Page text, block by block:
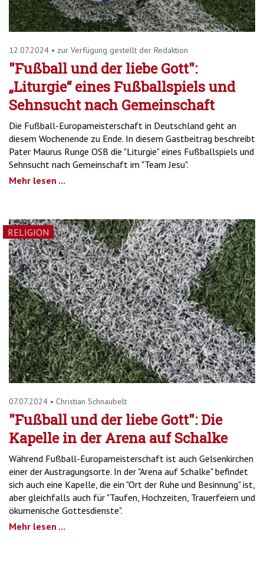
12.07.2024 • zur Verfügung gestellt der Redaktion
"Fußball und der liebe Gott":
„Liturgie“ eines Fußballspiels und
Sehnsucht nach Gemeinschaft
Die Fußball-Europameisterschaft in Deutschland geht an
diesem Wochenende zu Ende. In diesem Gastbeitrag beschreibt
Pater Maurus Runge OSB die "Liturgie" eines Fußballspiels und
Sehnsucht nach Gemeinschaft im "Team Jesu".
Mehr lesen ...
RELIGION
07.07.2024 • Christian Schnaubelt
"Fußball und der liebe Gott": Die
Kapelle in der Arena auf Schalke
Während Fußball-Europameisterschaft ist auch Gelsenkirchen
einer der Austragungsorte. In der "Arena auf Schalke" befindet
sich auch eine Kapelle, die ein "Ort der Ruhe und Besinnung" ist,
aber gleichfalls auch für "Taufen, Hochzeiten, Trauerfeiern und
ökumenische Gottesdienste".
Mehr lesen ...